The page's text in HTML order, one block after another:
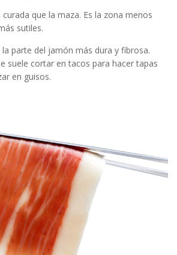
que la maza. Es la zona menos
sutiles.
la parte del jamón más dura y fibrosa.
suele cortar en tacos para hacer tapas
en guisos.